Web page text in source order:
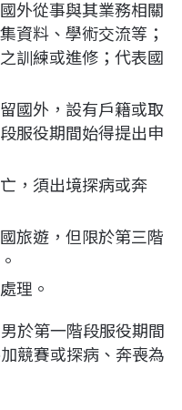
外從事與其業務相關
資料、學術交流等；
訓練或進修；代表國
國外，設有戶籍或取
服役期間始得提出申
，須出境探病或奔
旅遊，但限於第三階
理。
於第一階段服役期間
競賽或探病、奔喪為